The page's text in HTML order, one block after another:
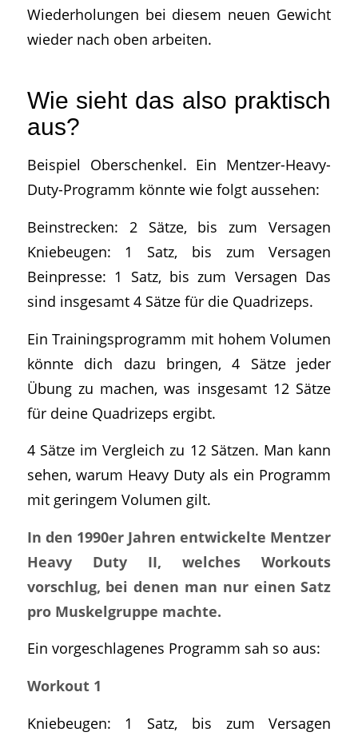
Wiederholungen bei diesem neuen Gewicht
wieder nach oben arbeiten.
Wie sieht das also praktisch
aus?
Beispiel Oberschenkel. Ein Mentzer-Heavy-
Duty-Programm könnte wie folgt aussehen:
Beinstrecken: 2 Sätze, bis zum Versagen
Kniebeugen: 1 Satz, bis zum Versagen
Beinpresse: 1 Satz, bis zum Versagen Das
sind insgesamt 4 Sätze für die Quadrizeps.
Ein Trainingsprogramm mit hohem Volumen
könnte dich dazu bringen, 4 Sätze jeder
Übung zu machen, was insgesamt 12 Sätze
für deine Quadrizeps ergibt.
4 Sätze im Vergleich zu 12 Sätzen. Man kann
sehen, warum Heavy Duty als ein Programm
mit geringem Volumen gilt.
In den 1990er Jahren entwickelte Mentzer
Heavy Duty II, welches Workouts
vorschlug, bei denen man nur einen Satz
pro Muskelgruppe machte.
Ein vorgeschlagenes Programm sah so aus:
Workout 1
Kniebeugen: 1 Satz, bis zum Versagen